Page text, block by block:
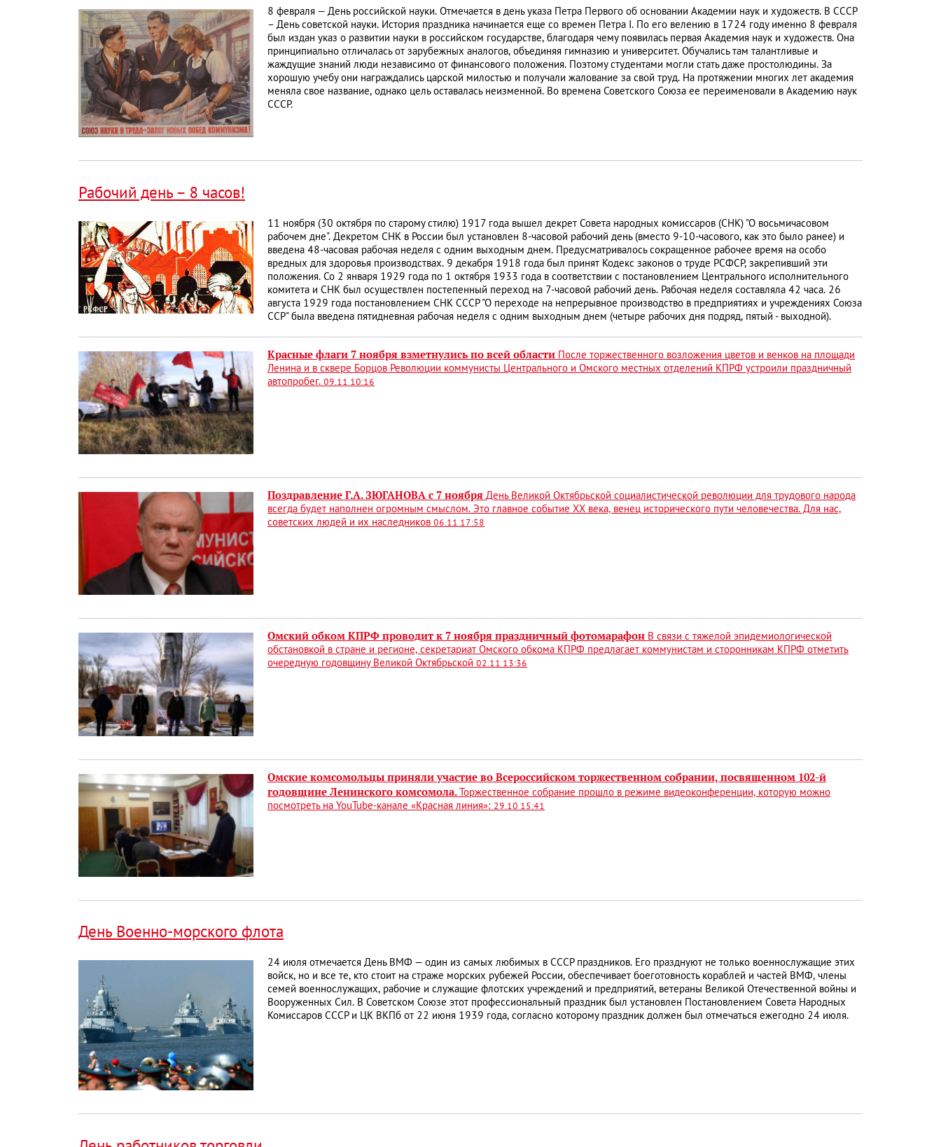
8 февраля — День российской науки. Отмечается в день указа Петра Первого об основании Академии наук и художеств. В СССР
– День советской науки. История праздника начинается еще со времен Петра I. По его велению в 1724 году именно 8 февраля
был издан указ о развитии науки в российском государстве, благодаря чему появилась первая Академия наук и художеств. Она
принципиально отличалась от зарубежных аналогов, объединяя гимназию и университет. Обучались там талантливые и
жаждущие знаний люди независимо от финансового положения. Поэтому студентами могли стать даже простолюдины. За
хорошую учебу они награждались царской милостью и получали жалование за свой труд. На протяжении многих лет академия
меняла свое название, однако цель оставалась неизменной. Во времена Советского Союза ее переименовали в Академию наук
СССР.
Рабочий день – 8 часов!
11 ноября (30 октября по старому стилю) 1917 года вышел декрет Совета народных комиссаров (СНК) "О восьмичасовом
рабочем дне". Декретом СНК в России был установлен 8-часовой рабочий день (вместо 9-10-часового, как это было ранее) и
введена 48-часовая рабочая неделя с одним выходным днем. Предусматривалось сокращенное рабочее время на особо
вредных для здоровья производствах. 9 декабря 1918 года был принят Кодекс законов о труде РСФСР, закрепивший эти
положения. Со 2 января 1929 года по 1 октября 1933 года в соответствии с постановлением Центрального исполнительного
комитета и СНК был осуществлен постепенный переход на 7-часовой рабочий день. Рабочая неделя составляла 42 часа. 26
августа 1929 года постановлением СНК СССР "О переходе на непрерывное производство в предприятиях и учреждениях Союза
ССР" была введена пятидневная рабочая неделя с одним выходным днем (четыре рабочих дня подряд, пятый - выходной).
Красные флаги 7 ноября взметнулись по всей области
После торжественного возложения цветов и венков на площади
Ленина и в сквере Борцов Революции коммунисты Центрального и Омского местных отделений КПРФ устроили праздничный
автопробег. 09.11 10:16
Поздравление Г.А. ЗЮГАНОВА с 7 ноября День Великой Октябрьской социалистической революции для трудового народа
всегда будет наполнен огромным смыслом. Это главное событие ХХ века, венец исторического пути человечества. Для нас,
советских людей и их наследников 06.11 17:58
Омский обком КПРФ проводит к 7 ноября праздничный фотомарафон В связи с тяжелой эпидемиологической
обстановкой в стране и регионе, секретариат Омского обкома КПРФ предлагает коммунистам и сторонникам КПРФ отметить
очередную годовщину Великой Октябрьской 02.11 13:36
Омские комсомольцы приняли участие во Всероссийском торжественном собрании, посвященном 102-й
годовщине Ленинского комсомола.
Торжественное собрание прошло в режиме видеоконференции, которую можно
посмотреть на YouTube-канале «Красная линия»: 29.10 15:41
День Военно-морского флота
24 июля отмечается День ВМФ — один из самых любимых в СССР праздников. Его празднуют не только военнослужащие этих
войск, но и все те, кто стоит на страже морских рубежей России, обеспечивает боеготовность кораблей и частей ВМФ, члены
семей военнослужащих, рабочие и служащие флотских учреждений и предприятий, ветераны Великой Отечественной войны и
Вооруженных Сил. В Советском Союзе этот профессиональный праздник был установлен Постановлением Совета Народных
Комиссаров СССР и ЦК ВКПб от 22 июня 1939 года, согласно которому праздник должен был отмечаться ежегодно 24 июля.